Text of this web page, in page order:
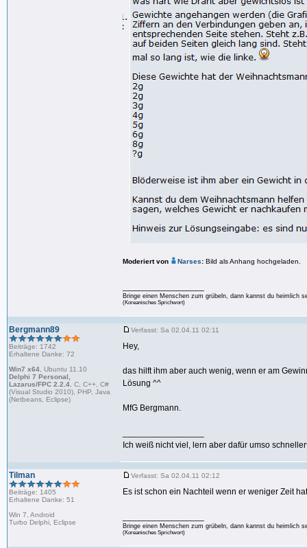
Moderiert von Narses: Bild als Anhang hochgeladen.
Bringe einen Menschen zum grübeln, dann kannst du heimlich
(Koreanisches Sprichwort)
Bergmann89
Beiträge: 1742
Erhaltene Danke: 72
Win7 x64 , Ubuntu 11.10
Delphi 7 Personal,
Lazarus/FPC 2.2.4 , C, C++, C#
(Visual Studio 2010), PHP, Java
(Netbeans, Eclipse)
Verfasst: Sa 02.04.11 02:11
Hey,
das hilft ihm aber auch wenig, wenn er am
Lösung ^^
MfG Bergmann.
Ich weiß nicht viel, lern aber dafür umso
Tilman
Beiträge: 1405
Erhaltene Danke: 51
Win 7, Android
Turbo Delphi, Eclipse
Verfasst: Sa 02.04.11 02:12
Es ist schon ein Nachteil wenn er weniger Zeit
Bringe einen Menschen zum grübeln, dann kannst du heimlich
(Koreanisches Sprichwort)